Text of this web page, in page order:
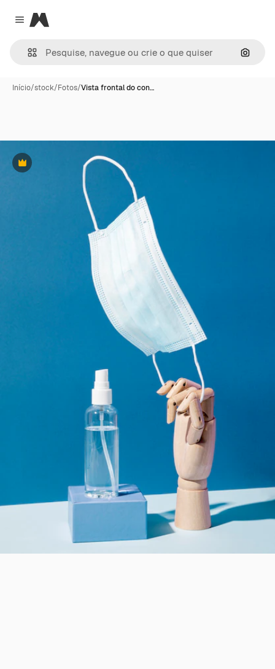
Close menu
Magnific
Início/stock/Fotos/Vista frontal do con…
Premium